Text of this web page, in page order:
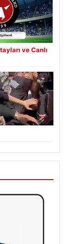
ve Canlı